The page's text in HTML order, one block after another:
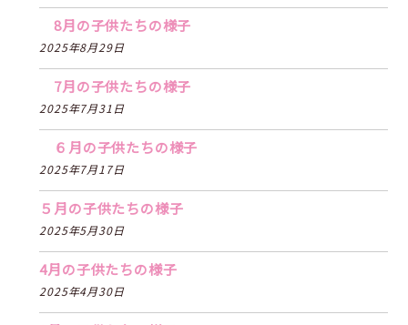
8月の子供たちの様子
2025年8月29日
7月の子供たちの様子
2025年7月31日
６月の子供たちの様子
2025年7月17日
５月の子供たちの様子
2025年5月30日
4月の子供たちの様子
2025年4月30日